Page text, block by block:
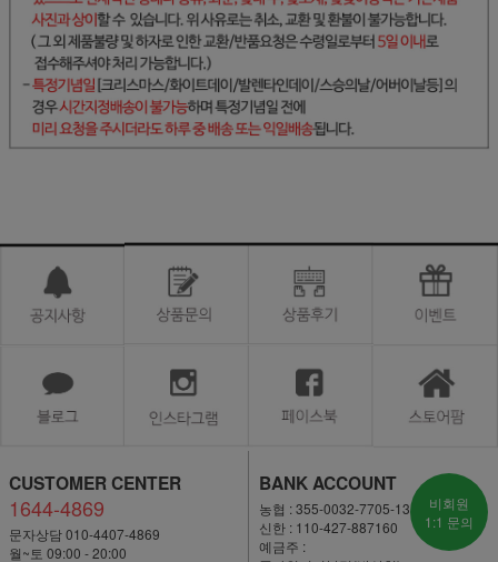
CUSTOMER CENTER
1644-4869
문자상담 010-4407-4869
월~토 09:00 - 20:00
BANK ACCOUNT
농협 : 355-0032-7705-13
신한 : 110-427-887160
예금주 :
비회원
1:1 문의